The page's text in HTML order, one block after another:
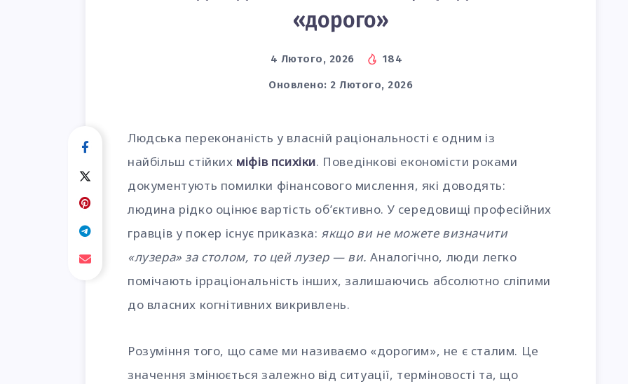
«дорого»
4 Лютого, 2026 184
Оновлено: 2 Лютого, 2026
Людська переконаність у власній раціональності є одним із
найбільш стійких міфів психіки. Поведінкові економісти роками
документують помилки фінансового мислення, які доводять:
людина рідко оцінює вартість об’єктивно. У середовищі професійних
гравців у покер існує приказка: якщо ви не можете визначити
«лузера» за столом, то цей лузер — ви. Аналогічно, люди легко
помічають ірраціональність інших, залишаючись абсолютно сліпими
до власних когнітивних викривлень.
Розуміння того, що саме ми називаємо «дорогим», не є сталим. Це
значення змінюється залежно від ситуації, терміновості та, що